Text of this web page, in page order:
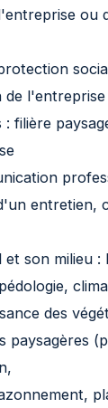
ou
de
: filière
entretien,
et son milieu :
des
paysagères